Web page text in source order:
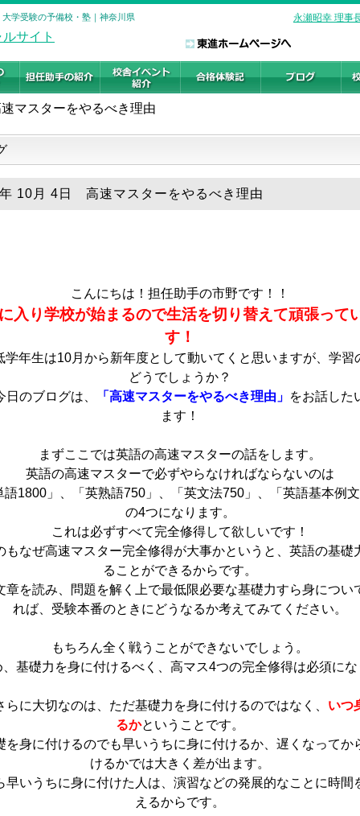
学受験の予備校・塾｜神奈川県 永瀬昭幸 理事
マスターをやるべき理由
10月 4日 高速マスターをやるべき理由
こんにちは！担任助手の市野です！！
入り学校が始まるので生活を切り替えて頑張って
す！
学年生は10月から新年度として動いてくと思いますが、学習
どうでしょうか？
日のブログは、
「高速マスターをやるべき理由」 をお話した
ます！
まずここでは英語の高速マスターの話をします。
英語の高速マスターで必ずやらなければならないのは
語1800」、「英熟語750」、「英文法750」、「英語基本例文
の4つになります。
これは必ずすべて完全修得して欲しいです！
もなぜ高速マスター完全修得が大事かというと、英語の基礎
ることができるからです。
章を読み、問題を解く上で最低限必要な基礎力すら身につい
れば、受験本番のときにどうなるか考えてみてください。
もちろん全く戦うことができないでしょう。
基礎力を身に付けるべく、高マス4つの完全修得は必須にな
らに大切なのは、ただ基礎力を身に付けるのではなく、 いつ
るかということ です。
を身に付けるのでも早いうちに身に付けるか、遅くなってか
けるかでは大きく差が出ます。
早いうちに身に付けた人は、演習などの発展的なことに時間
えるからです。